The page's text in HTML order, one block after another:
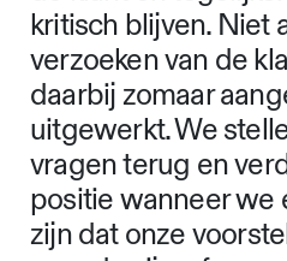
Bij een grote
Nederlands
communicatie in dit
Aan ons de taak om
gedachten zo
maken, terwijl we
voor alle vormen